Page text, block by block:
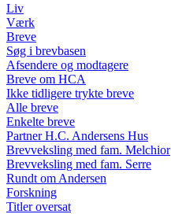
Liv
Værk
Breve
Søg i brevbasen
Afsendere og modtagere
Breve om HCA
Ikke tidligere trykte breve
Alle breve
Enkelte breve
Partner H.C. Andersens Hus
Brevveksling med fam. Melchior
Brevveksling med fam. Serre
Rundt om Andersen
Forskning
Titler oversat